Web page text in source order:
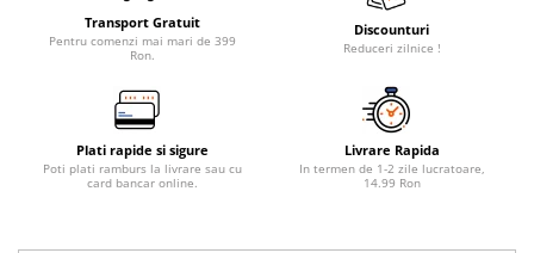
Transport Gratuit
Pentru comenzi mai mari de 399
Ron.
Discounturi
Reduceri zilnice !
Plati rapide si sigure
Poti plati ramburs la livrare sau cu
card bancar online.
Livrare Rapida
In termen de 1-2 zile lucratoare,
14.99 Ron